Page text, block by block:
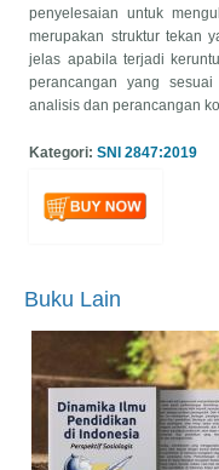
penyelesaian untuk
merupakan struktur tekan
jelas apabila terjadi
perancangan yang
analisis dan perancangan
Kategori:SNI 2847:2019
Buku Lain